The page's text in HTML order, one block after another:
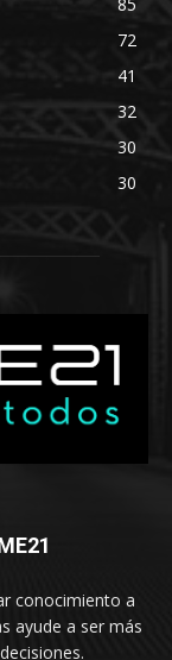
85
72
41
32
30
30
conocimiento a
ayude a ser más